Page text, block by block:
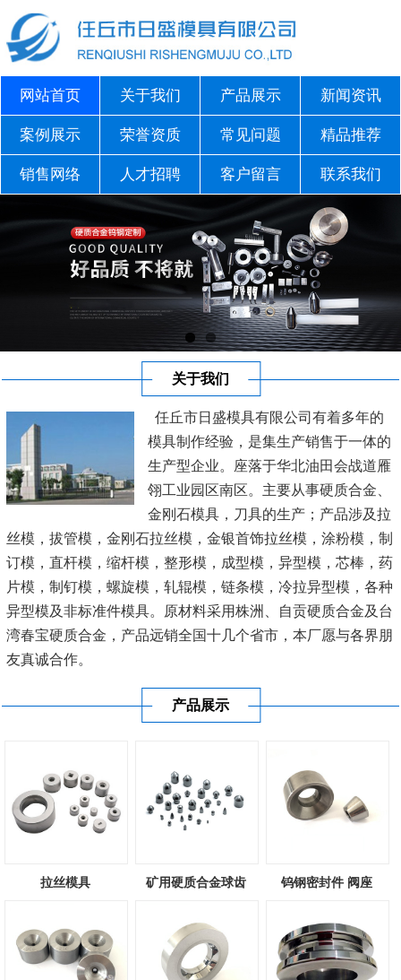
网站首页 关于我们 产品展示 新闻资讯
案例展示 荣誉资质 常见问题 精品推荐
销售网络 人才招聘 客户留言 联系我们
关于我们
任丘市日盛模具有限公司有着多年的
模具制作经验，是集生产销售于一体的
生产型企业。座落于华北油田会战道雁
翎工业园区南区。主要从事硬质合金、
金刚石模具，刀具的生产；产品涉及拉
丝模，拔管模，金刚石拉丝模，金银首饰拉丝模，涂粉模，制
订模，直杆模，缩杆模，整形模，成型模，异型模，芯棒，药
片模，制钉模，螺旋模，轧辊模，链条模，冷拉异型模，各种
异型模及非标准件模具。原材料采用株洲、自贡硬质合金及台
湾春宝硬质合金，产品远销全国十几个省市，本厂愿与各界朋
友真诚合作。
公司秉承“顾客至上，锐意进取”的经营理念，坚持“客户至
产品展示
拉丝模具 矿用硬质合金球齿 钨钢密封件 阀座